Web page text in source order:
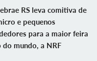
RS leva comitiva de
e pequenos
para a maior feira
do mundo, a NRF